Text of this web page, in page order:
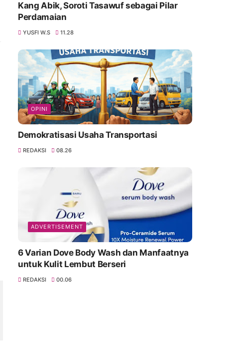
Kang Abik, Soroti Tasawuf sebagai Pilar
Perdamaian
YUSFI W.S 11.28
OPINI
Demokratisasi Usaha Transportasi
REDAKSI 08.26
ADVERTISEMENT
6 Varian Dove Body Wash dan Manfaatnya
untuk Kulit Lembut Berseri
REDAKSI 00.06